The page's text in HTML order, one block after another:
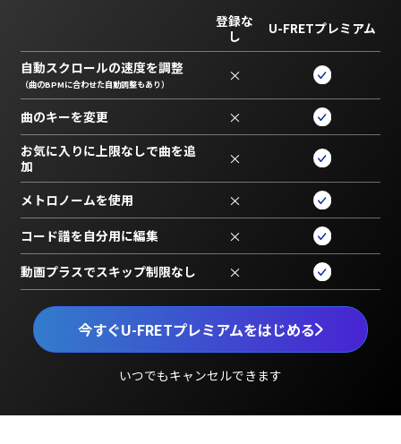
今すぐU-FRETプレミアムをはじめる
いつでもキャンセルできます
登録な
し
U-FRETプレミアム
自動スクロールの速度を調整
（曲のBPMに合わせた自動調整もあり） ×
曲のキーを変更 ×
お気に入りに上限なしで曲を追
加
×
メトロノームを使用 ×
コード譜を自分用に編集 ×
動画プラスでスキップ制限なし ×